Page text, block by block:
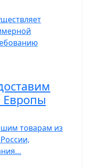
Европы
товарам из